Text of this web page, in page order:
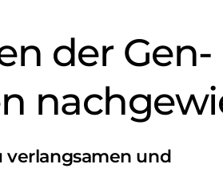
der Gen-
verlangsamen und